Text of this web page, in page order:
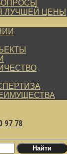
ЛУЧШЕЙ ЦЕНЫ
97 78